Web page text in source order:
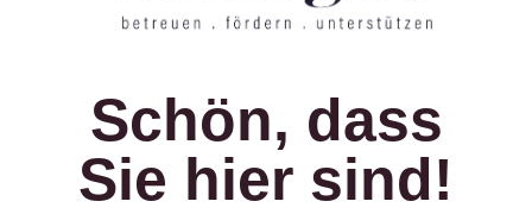
Schön, dass
Sie hier sind!